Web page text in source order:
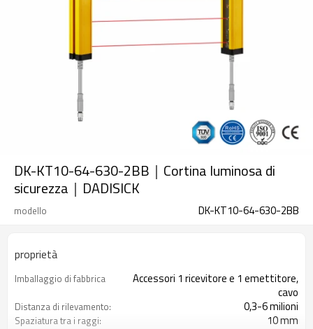
DK-KT10-64-630-2BB｜Cortina luminosa di
sicurezza｜DADISICK
modello DK-KT10-64-630-2BB
proprietà
Imballaggio di fabbrica
Accessori 1 ricevitore e 1 emettitore,
cavo
Distanza di rilevamento: 0,3-6 milioni
Spaziatura tra i raggi: 10 mm